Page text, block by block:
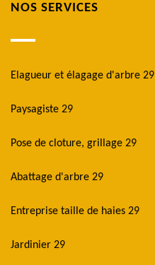
NOS SERVICES
Elagueur et élagage d'arbre 29
Paysagiste 29
Pose de cloture, grillage 29
Abattage d'arbre 29
Entreprise taille de haies 29
Jardinier 29